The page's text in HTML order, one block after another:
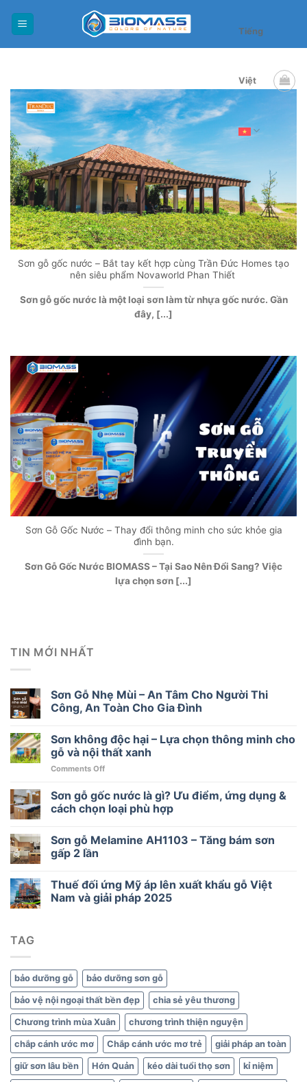
Tiếng
Việt
Sơn gỗ gốc nước – Bắt tay kết hợp cùng Trần Đức Homes tạo
nên siêu phẩm Novaworld Phan Thiết
Sơn gỗ gốc nước là một loại sơn làm từ nhựa gốc nước. Gần
đây, [...]
Sơn Gỗ Gốc Nước – Thay đổi thông minh cho sức khỏe gia
đình bạn.
Sơn Gỗ Gốc Nước BIOMASS – Tại Sao Nên Đổi Sang? Việc
lựa chọn sơn [...]
TIN MỚI NHẤT
Sơn Gỗ Nhẹ Mùi – An Tâm Cho Người Thi
Công, An Toàn Cho Gia Đình
Sơn không độc hại – Lựa chọn thông minh cho
gỗ và nội thất xanh
Comments Offon
không
độc
hại
Lựa
cho
gỗ
Sơn gỗ gốc nước là gì? Ưu điểm, ứng dụng &
cách chọn loại phù hợp
Sơn gỗ Melamine AH1103 – Tăng bám sơn
gấp 2 lần
Thuế đối ứng Mỹ áp lên xuất khẩu gỗ Việt
Nam và giải pháp 2025
TAG
bảo dưỡng gỗ bảo dưỡng sơn gỗ
bảo vệ nội ngoại thất bền đẹp chia sẻ yêu thương
Chương trình mùa Xuân chương trình thiện nguyện
chắp cánh ước mơ Chắp cánh ước mơ trẻ giải pháp an toàn
giữ sơn lâu bền Hớn Quản kéo dài tuổi thọ sơn kỉ niệm